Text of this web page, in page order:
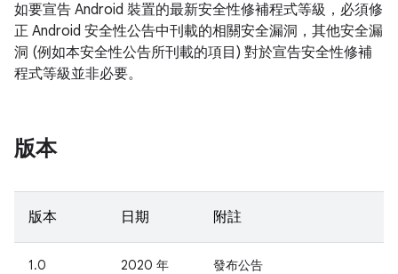
如要宣告 Android 裝置的最新安全性修補程式等級，必須修
正 Android 安全性公告中刊載的相關安全漏洞，其他安全漏
洞 (例如本安全性公告所刊載的項目) 對於宣告安全性修補
程式等級並非必要。
版本
版本 日期 附註
1.0
2020 年
發布公告